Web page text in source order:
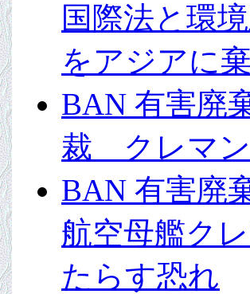
国際法と環
をアジアに
BAN 有害廃
裁 クレマン
BAN 有害廃
航空母艦ク
たらす恐れ